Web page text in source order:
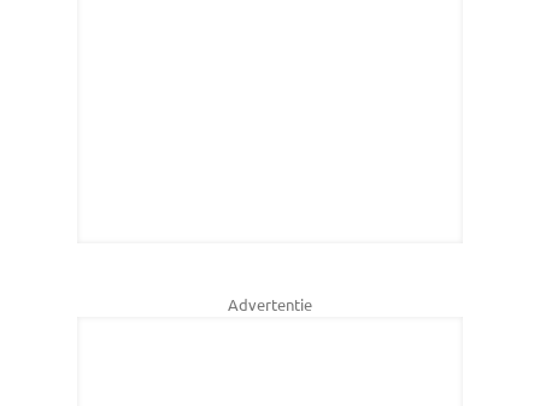
Advertentie